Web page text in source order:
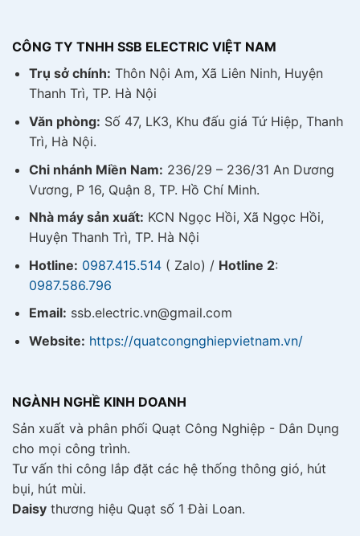
CÔNG TY TNHH SSB ELECTRIC VIỆT NAM
Trụ sở chính: Thôn Nội Am, Xã Liên Ninh, Huyện
Thanh Trì, TP. Hà Nội
Văn phòng: Số 47, LK3, Khu đấu giá Tứ Hiệp, Thanh
Trì, Hà Nội.
Chi nhánh Miền Nam: 236/29 – 236/31 An Dương
Vương, P 16, Quận 8, TP. Hồ Chí Minh.
Nhà máy sản xuất: KCN Ngọc Hồi, Xã Ngọc Hồi,
Huyện Thanh Trì, TP. Hà Nội
Hotline: 0987.415.514( Zalo) / Hotline 2:
0987.586.796
Email: ssb.electric.vn@gmail.com
Website: https://quatcongnghiepvietnam.vn/
NGÀNH NGHỀ KINH DOANH
Sản xuất và phân phối Quạt Công Nghiệp - Dân Dụng
cho mọi công trình.
Tư vấn thi công lắp đặt các hệ thống thông gió, hút
bụi, hút mùi.
Daisy thương hiệu Quạt số 1 Đài Loan.